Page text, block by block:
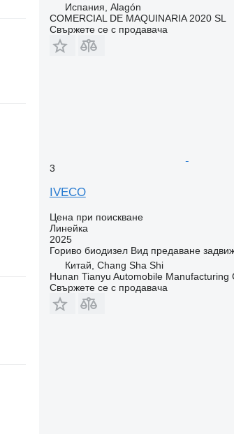
Испания, Alagón
COMERCIAL DE MAQUINARIA 2020 SL
Свържете се с продавача
3
IVECO
Цена при поискване
Линейка
2025
Гориво биодизел Вид предаване
Китай, Chang Sha Shi
Hunan Tianyu Automobile Manufacturing
Свържете се с продавача